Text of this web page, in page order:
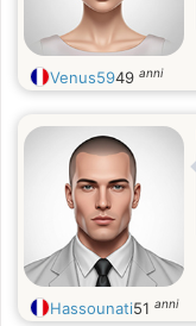
Venus5949 anni
Hassounati51 anni